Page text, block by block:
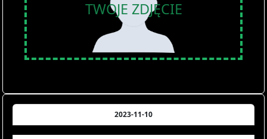
TWOJE ZDJĘCIE
2023-11-10